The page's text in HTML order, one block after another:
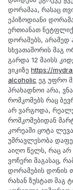
დორამაა, რასაც
ეპიზოდიანი
ერთიანათ
დორამებს, არამედ
სხვათაშორის მაგ
გარდა 12 მაისს
ვიკიზე https://
alcoholic ეგ უფრო
პრახადნოი არა,
რომკომებს რაც
არ ვარგოდა,
რომკომებიდან
კორეაში ცოტა
უმრავლესობა
აიღო წელს, რაც არ
ვოჩერი მაგასაც,
დორამების დონის
რახან ზუსტათ მაგ